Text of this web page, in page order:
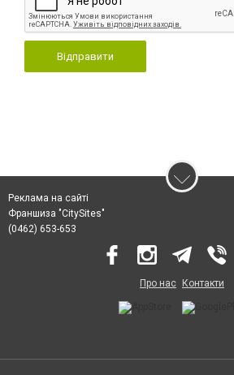
Відправити
Реклама на сайті
Франшиза "CitySites"
(0462) 653-653
Про нас Контакти